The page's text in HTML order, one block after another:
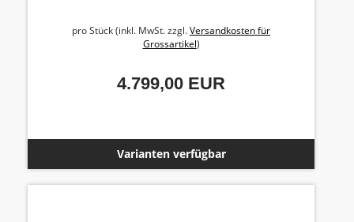
pro Stück (inkl. MwSt. zzgl.Versandkosten für
Grossartikel)
4.799,00 EUR
Varianten verfügbar